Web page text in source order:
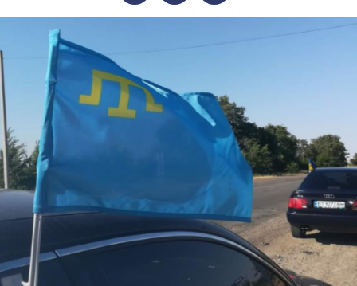
FacebookTwitterTelegram